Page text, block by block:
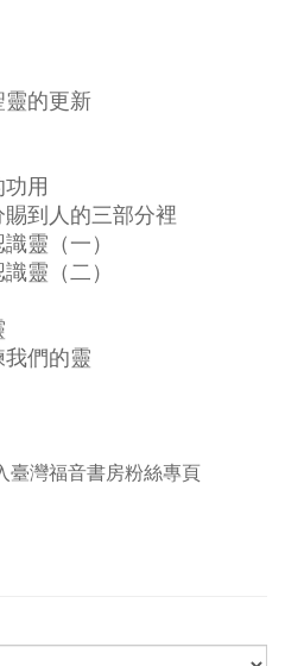
的更新
用
到人的三部分裡
靈（一）
靈（二）
們的靈
臺灣福音書房粉絲專頁